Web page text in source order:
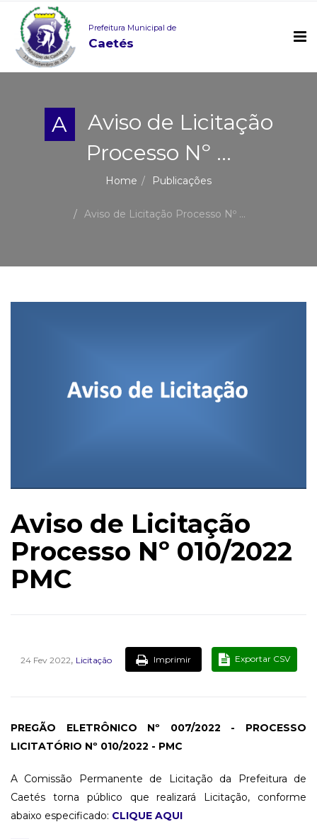
Prefeitura Municipal de
Caetés
A
Aviso de Licitação
Processo Nº ...
Home Publicações
Aviso de Licitação Processo Nº ...
Aviso de Licitação
Processo Nº 010/2022
PMC
24 Fev 2022, Licitação Imprimir Exportar CSV
PREGÃO ELETRÔNICO Nº 007/2022 - PROCESSO
LICITATÓRIO Nº 010/2022 - PMC
A Comissão Permanente de Licitação da Prefeitura de
Caetés torna público que realizará Licitação, conforme
abaixo especificado: CLIQUE AQUI